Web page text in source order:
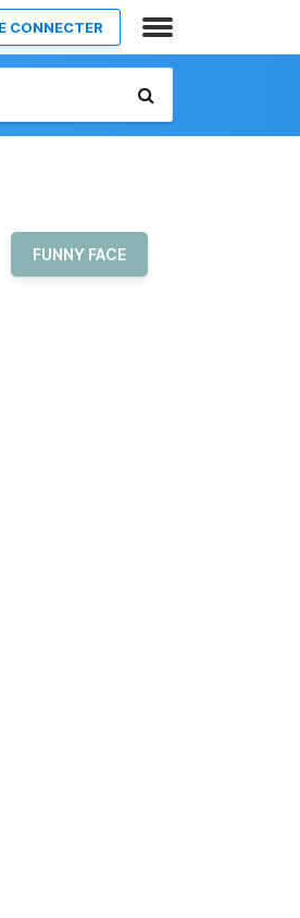
CONNECTER
FUNNY FACE